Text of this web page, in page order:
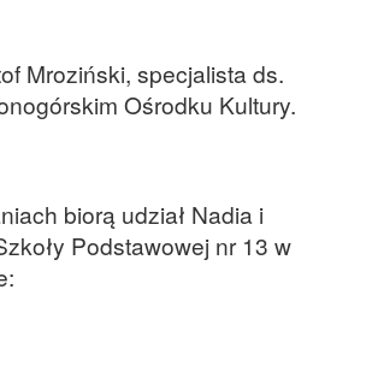
Mroziński, specjalista ds.
Ośrodku Kultury.
biorą udział Nadia i
Podstawowej nr 13 w